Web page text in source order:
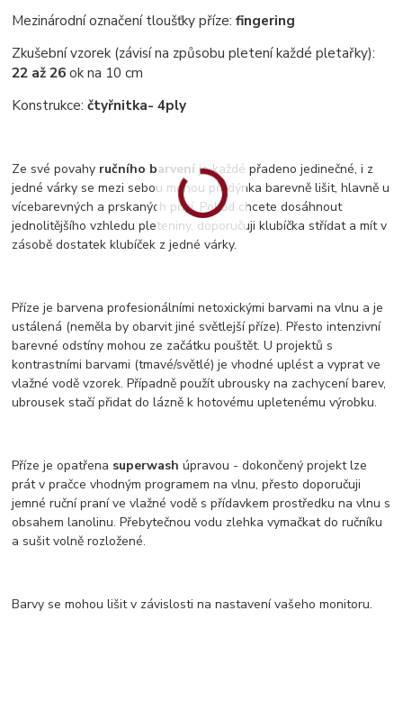
Mezinárodní označení tloušťky příze:fingering
Zkušební vzorek (závisí na způsobu pletení každé pletařky):
22 až 26ok na 10 cm
Konstrukce:čtyřnitka- 4ply
Ze své povahy ručního barveníje každé přadeno jedinečné, i z
jedné várky se mezi sebou mohou přadýnka barevně lišit, hlavně u
vícebarevných a prskaných přízí. Pokud chcete dosáhnout
jednolitějšího vzhledu pleteniny, doporučuji klubíčka střídat a mít v
zásobě dostatek klubíček z jedné várky.
Příze je barvena profesionálními netoxickými barvami na vlnu a je
ustálená (neměla by obarvit jiné světlejší příze). Přesto intenzivní
barevné odstíny mohou ze začátku pouštět. U projektů s
kontrastními barvami (tmavé/světlé) je vhodné uplést a vyprat ve
vlažné vodě vzorek. Případně použít ubrousky na zachycení barev,
ubrousek stačí přidat do lázně k hotovému upletenému výrobku.
Příze je opatřena superwash úpravou - dokončený projekt lze
prát v pračce vhodným programem na vlnu, přesto doporučuji
jemné ruční praní ve vlažné vodě s přídavkem prostředku na vlnu s
obsahem lanolinu. Přebytečnou vodu zlehka vymačkat do ručníku
a sušit volně rozložené.
Barvy se mohou lišit v závislosti na nastavení vašeho monitoru.